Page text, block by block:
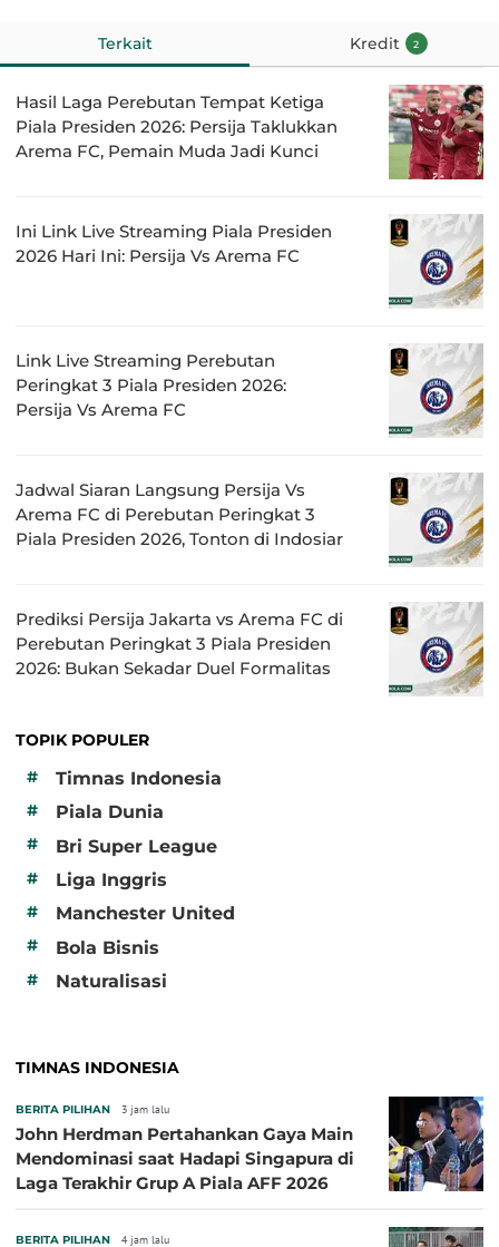
Terkait Kredit 2
Hasil Laga Perebutan Tempat Ketiga
Piala Presiden 2026: Persija Taklukkan
Arema FC, Pemain Muda Jadi Kunci
Ini Link Live Streaming Piala Presiden
2026 Hari Ini: Persija Vs Arema FC
Link Live Streaming Perebutan
Peringkat 3 Piala Presiden 2026:
Persija Vs Arema FC
Jadwal Siaran Langsung Persija Vs
Arema FC di Perebutan Peringkat 3
Piala Presiden 2026, Tonton di Indosiar
Prediksi Persija Jakarta vs Arema FC di
Perebutan Peringkat 3 Piala Presiden
2026: Bukan Sekadar Duel Formalitas
TOPIK POPULER
#
Timnas Indonesia
# Piala Dunia
# Bri Super League
# Liga Inggris
# Manchester United
# Bola Bisnis
# Naturalisasi
TIMNAS INDONESIA
BERITA PILIHAN 3 jam lalu
John Herdman Pertahankan Gaya Main
Mendominasi saat Hadapi Singapura di
Laga Terakhir Grup A Piala AFF 2026
BERITA PILIHAN 4 jam lalu